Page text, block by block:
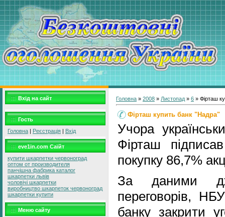
Вхід на сайт
Гость
Головна | Реєстрація | Вхід
eve1in.com Саїйт
купити шкарпетки червоноград
оптом от производителя
панчішна фабрика каталог
шкарпетки львів
чоловічі шкарпетки
виробництво шкарпеток червоноград
шкарпетки купити
Меню сайту
Головна » 2008 » Листопад » 6 » Фірташ
Фірташ купить банк "Надра"
Учора
Фірташ
покупку 86,7%
За даними
переговорів,
банку закрити